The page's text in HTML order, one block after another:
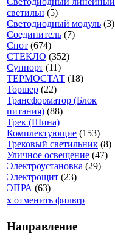
светильн (5)
Светодиодный модуль (3)
Соединитель (7)
Спот (674)
СТЕКЛО (352)
Суппорт (11)
ТЕРМОСТАТ (18)
Торшер (22)
Трансформатор (Блок
питания) (88)
Трек (Шина)
Комплектующие (153)
Трековый светильник (8)
Уличное освещение (47)
Электроустановка (29)
Электрощит (23)
ЭПРА (63)
x отменить фильтр
Направление